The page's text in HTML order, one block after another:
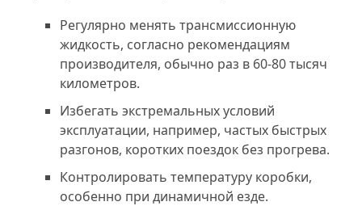
Регулярно менять трансмиссионную
жидкость, согласно рекомендациям
производителя, обычно раз в 60-80 тысяч
километров.
Избегать экстремальных условий
эксплуатации, например, частых быстрых
разгонов, коротких поездок без прогрева.
Контролировать температуру коробки,
особенно при динамичной езде.